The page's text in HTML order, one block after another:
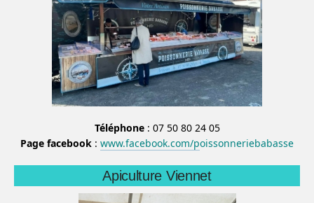
Téléphone: 07 50 80 24 05
Page facebook : www.facebook.com/poissonneriebabasse
Apiculture Viennet